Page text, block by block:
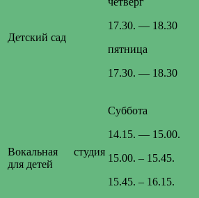
Детский сад
17.30. — 18.30
пятница
17.30. — 18.30
Вокальная студия
для детей
Суббота
14.15. — 15.00.
15.00. – 15.45.
15.45. – 16.15.